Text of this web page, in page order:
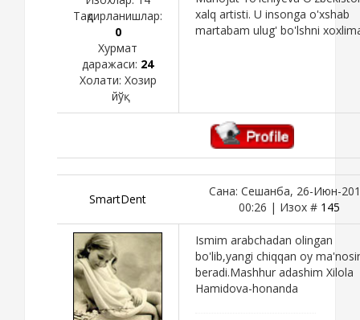
Тақдирланишлар:
0
Хурмат
даражаси: 24
Холати: Хозир
йўқ
xalq artisti. U insonga o'xshab
martabam ulug' bo'lshni
SmartDent
Сана: Сешанба, 26-Июн-
00:26 | Изох # 145
Ismim arabchadan olingan
bo'lib,yangi chiqqan oy
beradi.Mashhur adashim Xilola
Hamidova-honanda